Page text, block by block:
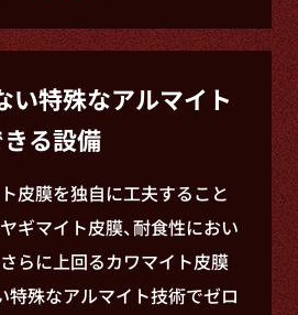
い特殊なアルマイト
る設備
皮膜を独自に工夫すること
ギマイト皮膜、耐食性におい
らに上回るカワマイト皮膜
特殊なアルマイト技術でゼロ